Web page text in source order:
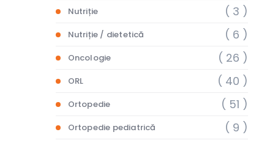
Nutriție ( 3 )
Nutriție / dietetică ( 6 )
Oncologie ( 26 )
ORL ( 40 )
Ortopedie ( 51 )
Ortopedie pediatrică ( 9 )